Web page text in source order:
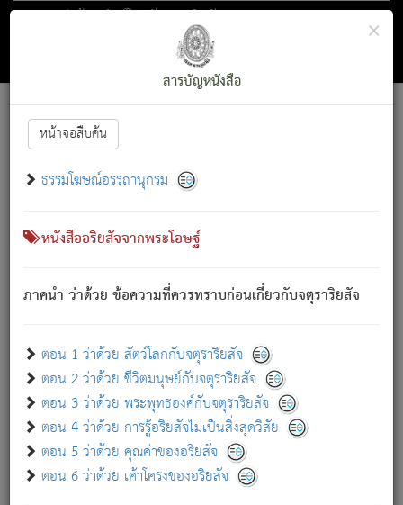
ตอน 1 ว่าด้วย สัตว์โลกกับจตุราริยสัจ
สารบัญ×
สารบัญหนังสือ
หน้าจอสืบค้น
ธรรมโฆษณ์อรรถานุกรม
หนังสืออริยสัจจากพระโอษฐ์
ภาคนำ ว่าด้วย ข้อความที่ควรทราบก่อนเกี่ยวกับจตุราริยสัจ
ตอน 1 ว่าด้วย สัตว์โลกกับจตุราริยสัจ
ตอน 2 ว่าด้วย ชีวิตมนุษย์กับจตุราริยสัจ
ตอน 3 ว่าด้วย พระพุทธองค์กับจตุราริยสัจ
ตอน 4 ว่าด้วย การรู้อริยสัจไม่เป็นสิ่งสุดวิสัย
ตอน 5 ว่าด้วย คุณค่าของอริยสัจ
ตอน 6 ว่าด้วย เค้าโครงของอริยสัจ
Font :15 ]||
สัตว์โลกนี้ เกิดความเดือดร้อนแล้ว มีผัสสะบังหน้า
เขาสำคัญสิ่งใด โดยความเป็นประการใด แต่สิ่งนั้นย่อมเป็น
(ตามที่เป็นจริง) โดยประการอื่นจากที่เขาสำคัญนั้น
สัตว์โลกติดข้องอยู่ในภพ ถูกภพบังหน้าแล้ว มีภพโดยความ
เป็นอย่างอื่น (จากที่มันเป็นอยู่จริง) จึงได้เพลิดเพลินยิ่งนักในภพ
เขาเพลิดเพลินยิ่งนักในสิ่งใด สิ่งนั้นเป็นภัย (ที่เขาไม่รู้จัก)
เขากลัวต่อสิ่งใดสิ่งนั้นเป็นทุกข์
พรหมจรรย์นี้ อันบุคคลย่อมประพฤติ ก็เพื่อการละขาดซึ่ง
ภพ.
สมณะหรือพราหมณ์เหล่าใด กล่าวความหลุดพ้นจากภพว่า
มีได้เพราะภพ เรากล่าวว่า สมณะหรือพราหมณ์ทั้งปวงนั้น
มิใช่ผู้หลดพ้นจากภพ.